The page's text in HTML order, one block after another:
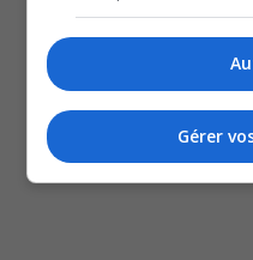
Ottawa
CULTURE ET
Gérer